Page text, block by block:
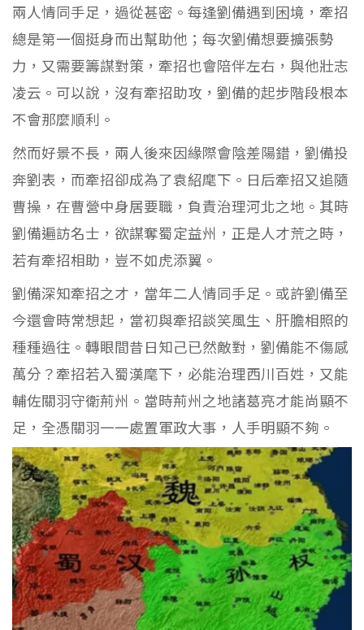
兩人情同手足，過從甚密。每逢劉備遇到困境，牽招
總是第一個挺身而出幫助他；每次劉備想要擴張勢
力，又需要籌謀對策，牽招也會陪伴左右，與他壯志
凌云。可以說，沒有牽招助攻，劉備的起步階段根本
不會那麼順利。
然而好景不長，兩人後來因緣際會陰差陽錯，劉備投
奔劉表，而牽招卻成為了袁紹麾下。日后牽招又追隨
曹操，在曹營中身居要職，負責治理河北之地。其時
劉備遍訪名士，欲謀奪蜀定益州，正是人才荒之時，
若有牽招相助，豈不如虎添翼。
劉備深知牽招之才，當年二人情同手足。或許劉備至
今還會時常想起，當初與牽招談笑風生、肝膽相照的
種種過往。轉眼間昔日知己已然敵對，劉備能不傷感
萬分？牽招若入蜀漢麾下，必能治理西川百姓，又能
輔佐關羽守衛荊州。當時荊州之地諸葛亮才能尚顯不
足，全憑關羽一一處置軍政大事，人手明顯不夠。